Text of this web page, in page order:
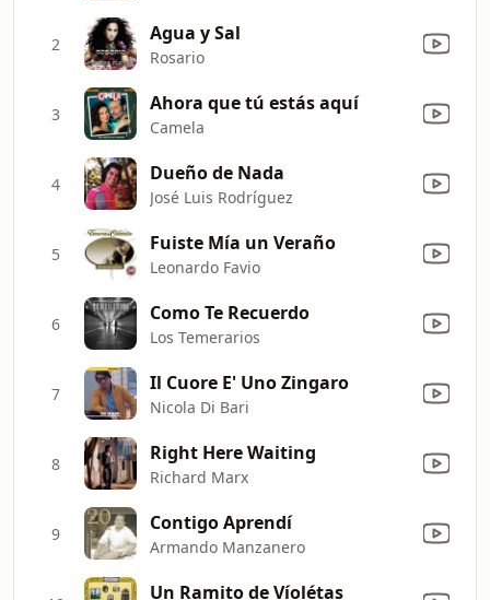
2 Agua y Sal
Rosario
3 Ahora que tú estás aquí
Camela
4 Dueño de Nada
José Luis Rodríguez
5 Fuiste Mía un Veraño
Leonardo Favio
6 Como Te Recuerdo
Los Temerarios
7 Il Cuore E' Uno Zingaro
Nicola Di Bari
8 Right Here Waiting
Richard Marx
9 Contigo Aprendí
Armando Manzanero
Un Ramito de Víolétas